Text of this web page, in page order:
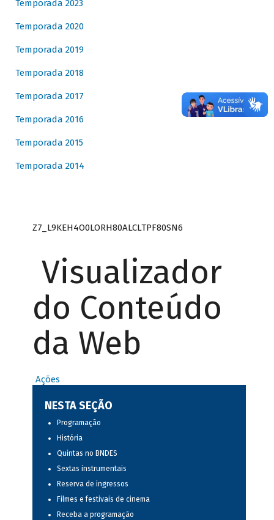
Temporada 2023
Temporada 2020
Temporada 2019
Temporada 2018
Temporada 2017
Temporada 2016
Temporada 2015
Temporada 2014
Z7_L9KEH4O0LORH80ALCLTPF80SN6
Visualizador
do Conteúdo
da Web
Ações
NESTA SEÇÃO
Programação
História
Quintas no BNDES
Sextas instrumentais
Reserva de ingressos
Filmes e festivais de cinema
Receba a programação